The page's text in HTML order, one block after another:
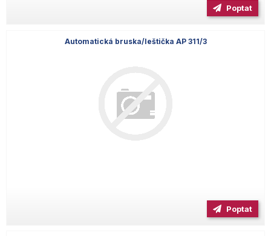
Poptat
Automatická bruska/leštička AP 311/3
Poptat